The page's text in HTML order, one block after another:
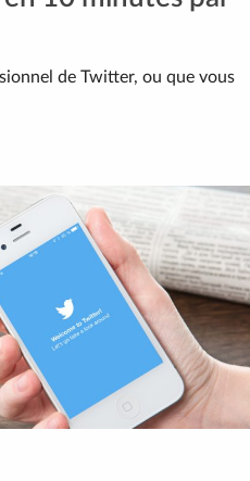
de Twitter, ou que vous